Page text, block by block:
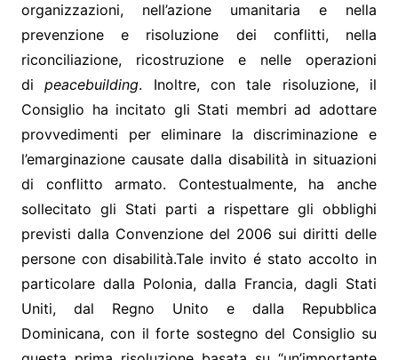
organizzazioni, nell’azione umanitaria e nella
prevenzione e risoluzione dei conflitti, nella
riconciliazione, ricostruzione e nelle operazioni
dipeacebuilding. Inoltre, con tale risoluzione, il
Consiglio ha incitato gli Stati membri ad adottare
provvedimenti per eliminare la discriminazione e
l’emarginazione causate dalla disabilità in situazioni
di conflitto armato. Contestualmente, ha anche
sollecitato gli Stati parti a rispettare gli obblighi
previsti dalla Convenzione del 2006 sui diritti delle
persone con disabilità.Tale invito é stato accolto in
particolare dalla Polonia, dalla Francia, dagli Stati
Uniti, dal Regno Unito e dalla Repubblica
Dominicana, con il forte sostegno del Consiglio su